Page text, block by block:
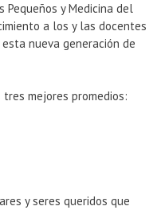
Pequeños y Medicina del
a los y las docentes
nueva generación de
tres mejores promedios:
y seres queridos que